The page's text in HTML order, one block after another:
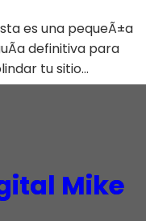
es una pequeÃ±a
definitiva para
tu sitio…
Mike